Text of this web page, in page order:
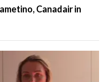
Canadair in